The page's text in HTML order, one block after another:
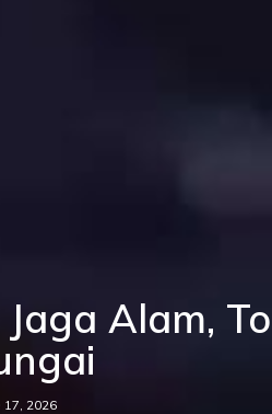
Alam,
17, 2026